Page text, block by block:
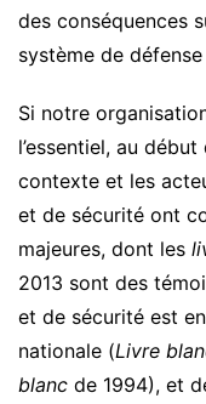
des conséquences
système de
Si notre
l’essentiel, au
contexte et les
et de sécurité ont
majeures, dont les
2013 sont des
et de sécurité est
nationale (Livre
blanc de 1994), et